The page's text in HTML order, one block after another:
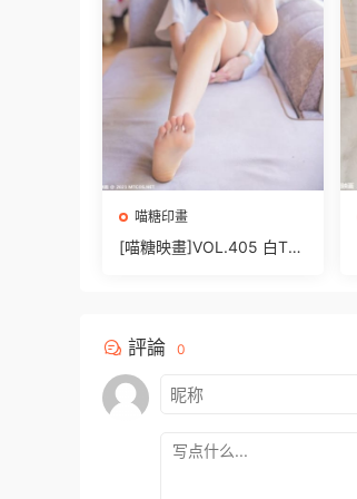
喵糖印畫
[喵糖映畫]VOL.405 白T少
評論 0